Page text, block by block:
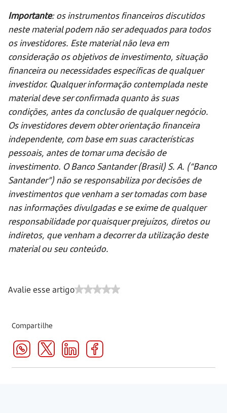
Importante: os instrumentos financeiros discutidos
neste material podem não ser adequados para todos
os investidores. Este material não leva em
consideração os objetivos de investimento, situação
financeira ou necessidades específicas de qualquer
investidor. Qualquer informação contemplada neste
material deve ser confirmada quanto às suas
condições, antes da conclusão de qualquer negócio.
Os investidores devem obter orientação financeira
independente, com base em suas características
pessoais, antes de tomar uma decisão de
investimento. O Banco Santander (Brasil) S. A. (“Banco
Santander”) não se responsabiliza por decisões de
investimentos que venham a ser tomadas com base
nas informações divulgadas e se exime de qualquer
responsabilidade por quaisquer prejuízos, diretos ou
indiretos, que venham a decorrer da utilização deste
material ou seu conteúdo.
Avalie esse artigo
Compartilhe